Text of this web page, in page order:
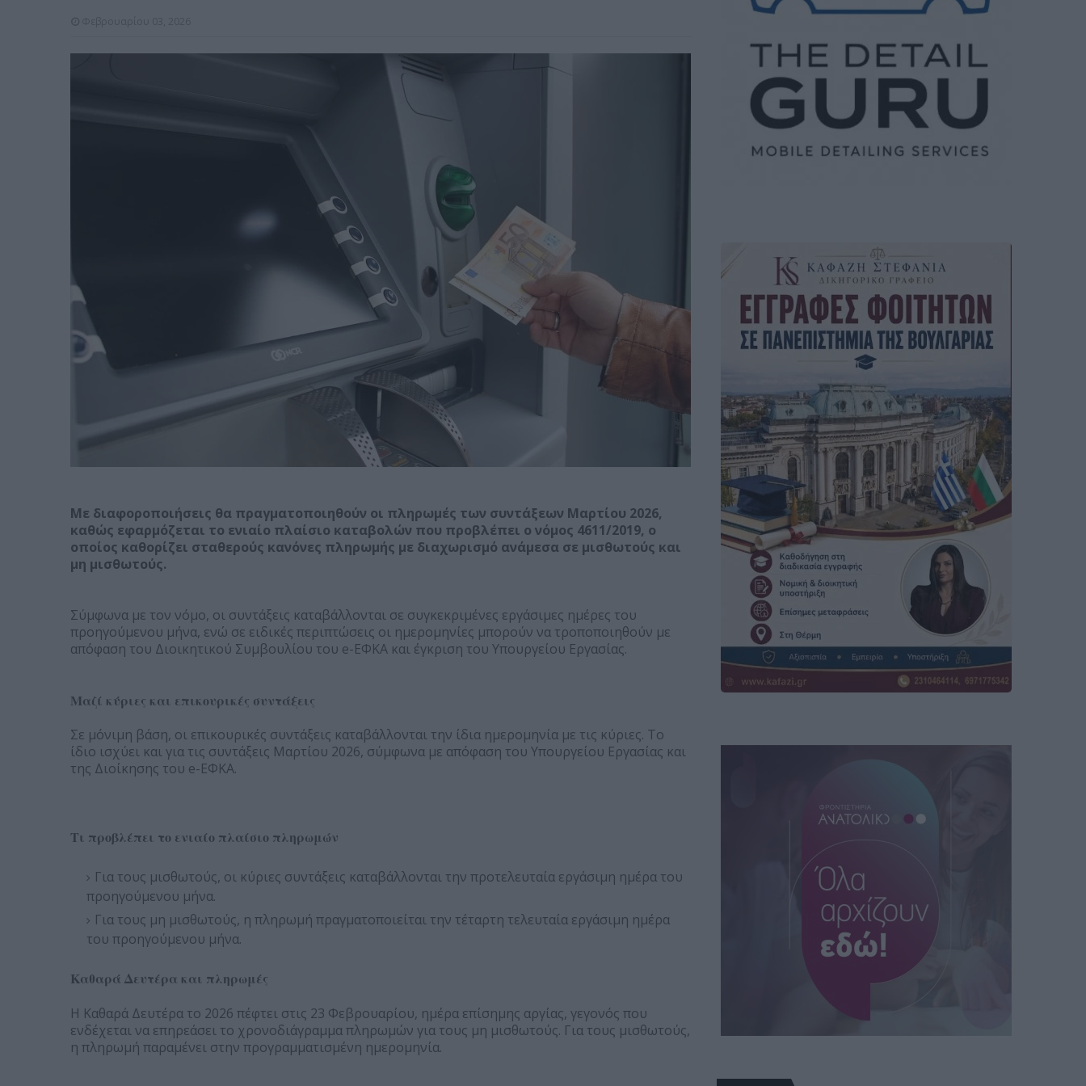
Με διαφοροποιήσεις θα πραγματοποιηθούν οι πληρωμές των συντάξεων Μαρτίου 2026,
καθώς εφαρμόζεται το ενιαίο πλαίσιο καταβολών που προβλέπει ο νόμος 4611/2019, ο
οποίος καθορίζει σταθερούς κανόνες πληρωμής με διαχωρισμό ανάμεσα σε μισθωτούς και
μη μισθωτούς.
Σύμφωνα με τον νόμο, οι συντάξεις καταβάλλονται σε συγκεκριμένες εργάσιμες ημέρες του
προηγούμενου μήνα, ενώ σε ειδικές περιπτώσεις οι ημερομηνίες μπορούν να τροποποιηθούν με
απόφαση του Διοικητικού Συμβουλίου του e-ΕΦΚΑ και έγκριση του Υπουργείου Εργασίας.
Μαζί κύριες και επικουρικές συντάξεις
Σε μόνιμη βάση, οι επικουρικές συντάξεις καταβάλλονται την ίδια ημερομηνία με τις κύριες. Το
ίδιο ισχύει και για τις συντάξεις Μαρτίου 2026, σύμφωνα με απόφαση του Υπουργείου Εργασίας και
της Διοίκησης του e-ΕΦΚΑ.
Τι προβλέπει το ενιαίο πλαίσιο πληρωμών
Για τους μισθωτούς, οι κύριες συντάξεις καταβάλλονται την προτελευταία εργάσιμη ημέρα του
προηγούμενου μήνα.
Για τους μη μισθωτούς, η πληρωμή πραγματοποιείται την τέταρτη τελευταία εργάσιμη ημέρα
του προηγούμενου μήνα.
Καθαρά Δευτέρα και πληρωμές
Η Καθαρά Δευτέρα το 2026 πέφτει στις 23 Φεβρουαρίου, ημέρα επίσημης αργίας, γεγονός που
ενδέχεται να επηρεάσει το χρονοδιάγραμμα πληρωμών για τους μη μισθωτούς. Για τους μισθωτούς,
η πληρωμή παραμένει στην προγραμματισμένη ημερομηνία.